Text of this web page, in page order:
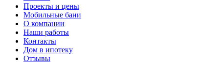
Проекты и цены
Мобильные бани
О компании
Наши работы
Контакты
Дом в ипотеку
Отзывы